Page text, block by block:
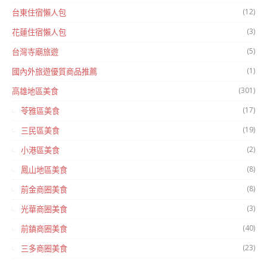
台東住宿懶人包 (12)
花蓮住宿懶人包 (3)
台灣寺廟旅遊 (5)
國內外旅遊優質商品推薦 (1)
高雄地區美食 (301)
苓雅區美食 (17)
三民區美食 (19)
小港區美食 (2)
鳳山地區美食 (8)
前金商圈美食 (8)
光華商圈美食 (3)
前鎮商圈美食 (40)
三多商圈美食 (23)